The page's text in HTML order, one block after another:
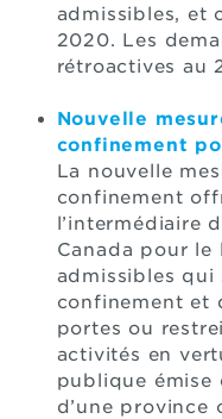
admissibles, et
2020. Les
rétroactives au
Nouvelle
confinement
La nouvelle
confinement
l’intermédiaire
Canada pour le
admissibles qui
confinement et
portes ou
activités en
publique émise
d’une province